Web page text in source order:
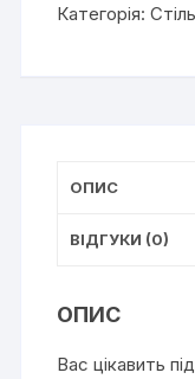
GENTAS
кількість
Категорія:
ОПИС
ВІДГУКИ (0)
ОПИС
Вас цікавить